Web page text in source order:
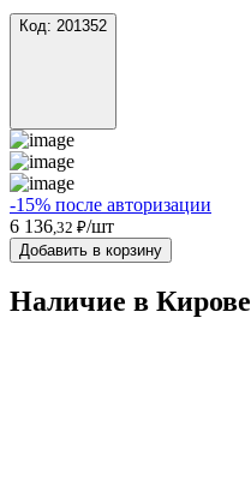
Код: 201352
-15% после авторизации
6 136 ,32 ₽/шт
Добавить в корзину
Наличие в Кировe